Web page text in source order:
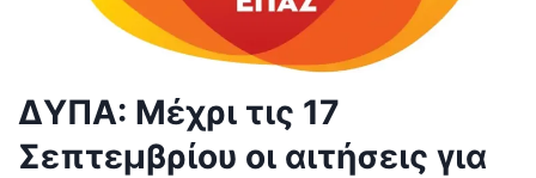
ΔΥΠΑ: Μέχρι τις 17
Σεπτεμβρίου οι αιτήσεις για